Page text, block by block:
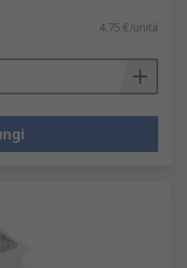
4,75 €/unità